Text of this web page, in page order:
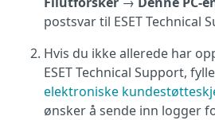
postsvar til ESET Technical
Hvis du ikke allerede har
ESET Technical Support,
elektroniske
ønsker å sende inn logger